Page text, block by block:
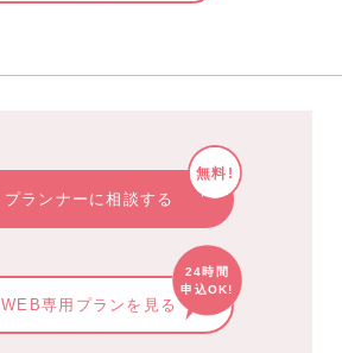
プランナーに相談する
無料!
WEB専用プランを見る
24時間
申込OK!